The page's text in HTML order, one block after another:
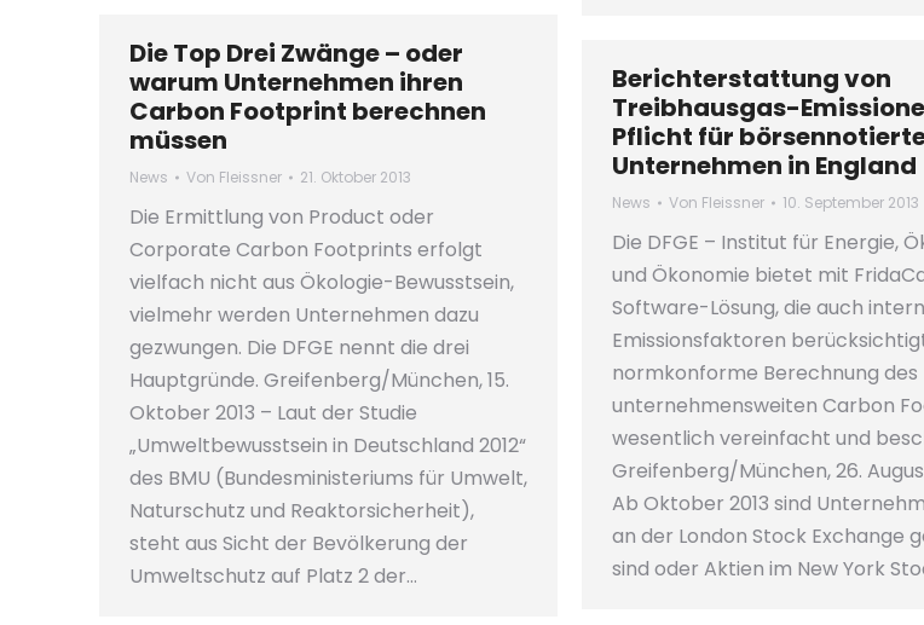
Die Top Drei Zwänge – oder
warum Unternehmen ihren
Carbon Footprint berechnen
müssen
News Von Fleissner 21. Oktober 2013
Die Ermittlung von Product oder
Corporate Carbon Footprints erfolgt
vielfach nicht aus Ökologie-Bewusstsein,
vielmehr werden Unternehmen dazu
gezwungen. Die DFGE nennt die drei
Hauptgründe. Greifenberg/München, 15.
Oktober 2013 – Laut der Studie
„Umweltbewusstsein in Deutschland 2012“
des BMU (Bundesministeriums für Umwelt,
Naturschutz und Reaktorsicherheit),
steht aus Sicht der Bevölkerung der
Umweltschutz auf Platz 2 der…
Berichterstattung von
Treibhausgas-
Pflicht für
Unternehmen in England
News Von Fleissner 10. September 2013
Die DFGE – Institut für Energie,
und Ökonomie bietet mit
Software-Lösung, die auch
Emissionsfaktoren
normkonforme Berechnung des
unternehmensweiten Carbon
wesentlich vereinfacht und
Greifenberg/München, 26.
Ab Oktober 2013 sind
an der London Stock Exchange
sind oder Aktien im New York